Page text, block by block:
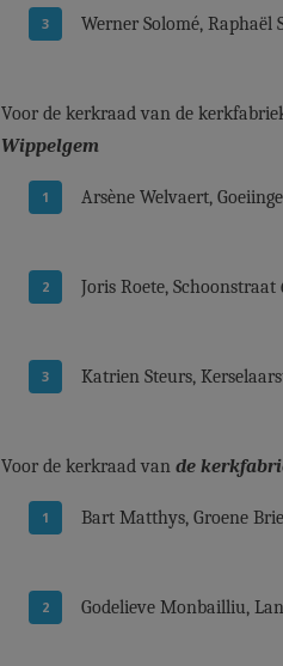
Werner Solomé, Raphaël
Voor de kerkraad van de
Wippelgem
Arsène Welvaert,
Joris Roete, Schoonstraat
Katrien Steurs,
Voor de kerkraad van de
Bart Matthys, Groene
Godelieve Monbailliu,